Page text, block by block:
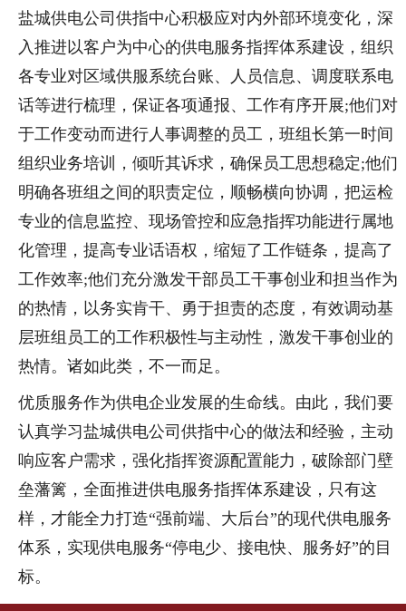
盐城供电公司供指中心积极应对内外部环境变化，深
入推进以客户为中心的供电服务指挥体系建设，组织
各专业对区域供服系统台账、人员信息、调度联系电
话等进行梳理，保证各项通报、工作有序开展;他们对
于工作变动而进行人事调整的员工，班组长第一时间
组织业务培训，倾听其诉求，确保员工思想稳定;他们
明确各班组之间的职责定位，顺畅横向协调，把运检
专业的信息监控、现场管控和应急指挥功能进行属地
化管理，提高专业话语权，缩短了工作链条，提高了
工作效率;他们充分激发干部员工干事创业和担当作为
的热情，以务实肯干、勇于担责的态度，有效调动基
层班组员工的工作积极性与主动性，激发干事创业的
热情。诸如此类，不一而足。
优质服务作为供电企业发展的生命线。由此，我们要
认真学习盐城供电公司供指中心的做法和经验，主动
响应客户需求，强化指挥资源配置能力，破除部门壁
垒藩篱，全面推进供电服务指挥体系建设，只有这
样，才能全力打造“强前端、大后台”的现代供电服务
体系，实现供电服务“停电少、接电快、服务好”的目
标。